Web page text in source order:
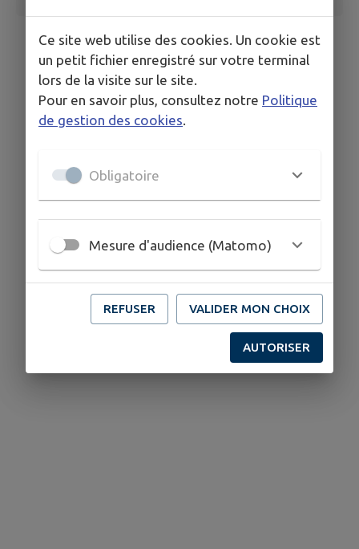
Ce site web utilise des cookies. Un cookie est
un petit fichier enregistré sur votre terminal
lors de la visite sur le site.
Pour en savoir plus, consultez notre Politique
de gestion des cookies.
Obligatoire
Mesure d'audience (Matomo)
REFUSER VALIDER MON CHOIX
AUTORISER